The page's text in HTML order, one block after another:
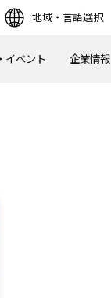
地域・言語選択
イベント 企業情報